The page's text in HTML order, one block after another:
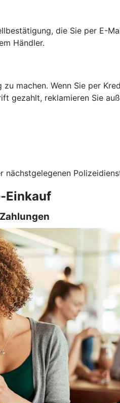
die Sie per E-
Händler.
machen. Wenn Sie per
gezahlt, reklamieren Sie
Einkauf